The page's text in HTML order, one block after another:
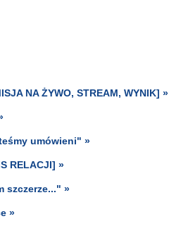
NA ŻYWO, STREAM, WYNIK] »
umówieni" »
RELACJI] »
szczerze..." »
»